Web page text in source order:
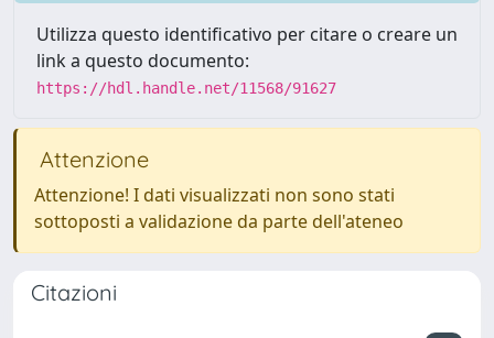
Utilizza questo identificativo per citare o creare un
link a questo documento:
https://hdl.handle.net/11568/91627
Attenzione
Attenzione! I dati visualizzati non sono stati
sottoposti a validazione da parte dell'ateneo
Citazioni